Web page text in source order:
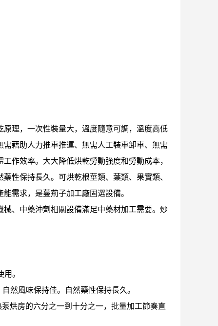
原理，一次性裝量大，溫度隨意可調，溫度高低
藉助人力推車推運、無需人工裝車卸車、無需
作效率。大大降低烘乾勞動強度和勞動成本，
性保持長久。可烘乾根莖類、葉類、果實類、
需求， 是蔓荊子加工廠固選設備。
、中藥沖劑相關設備滿足中藥材加工需要。炒
。
然風味保持佳。自然藥性保持長久。
烘房的六分之一到十分之一，批量加工節奏直